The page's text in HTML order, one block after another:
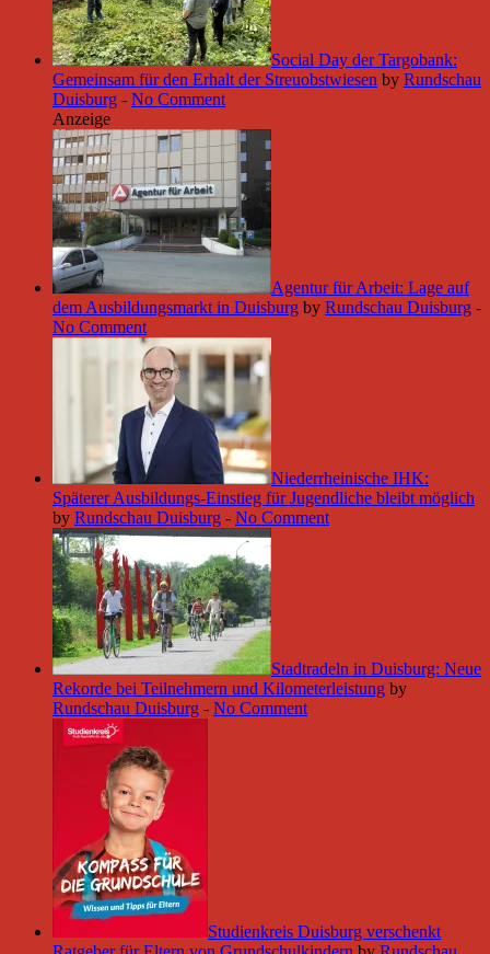
Social Day der Targobank:
Gemeinsam für den Erhalt der Streuobstwiesen by Rundschau
Duisburg - No Comment
Anzeige
Agentur für Arbeit: Lage auf
dem Ausbildungsmarkt in Duisburg by Rundschau Duisburg -
No Comment
Niederrheinische IHK:
Späterer Ausbildungs-Einstieg für Jugendliche bleibt möglich
by Rundschau Duisburg - No Comment
Stadtradeln in Duisburg: Neue
Rekorde bei Teilnehmern und Kilometerleistung by
Rundschau Duisburg - No Comment
Studienkreis Duisburg verschenkt